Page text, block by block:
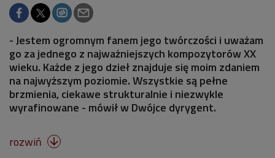
- Jestem ogromnym fanem jego twórczości i uważam
go za jednego z najważniejszych kompozytorów XX
wieku. Każde z jego dzieł znajduje się moim zdaniem
na najwyższym poziomie. Wszystkie są pełne
brzmienia, ciekawe strukturalnie i niezwykle
wyrafinowane - mówił w Dwójce dyrygent.
rozwiń 